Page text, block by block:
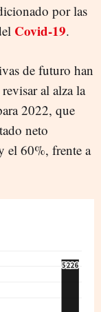
por las
Covid-19.
de futuro han
al alza la
2022, que
neto
el 60%, frente a